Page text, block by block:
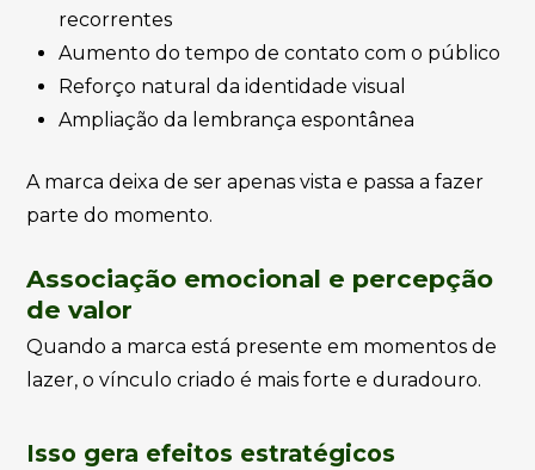
recorrentes
Aumento do tempo de contato com o público
Reforço natural da identidade visual
Ampliação da lembrança espontânea
A marca deixa de ser apenas vista e passa a fazer
parte do momento.
Associação emocional e percepção
de valor
Quando a marca está presente em momentos de
lazer, o vínculo criado é mais forte e duradouro.
Isso gera efeitos estratégicos